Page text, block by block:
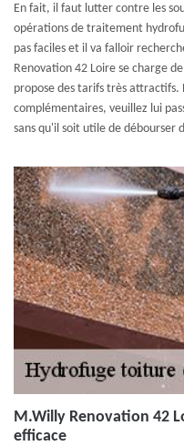
En fait, il faut lutter contre les
opérations de traitement
pas faciles et il va falloir
Renovation 42 Loire se charge
propose des tarifs très attractifs.
complémentaires, veuillez lui
sans qu'il soit utile de débourser
M.Willy Renovation 42
efficace